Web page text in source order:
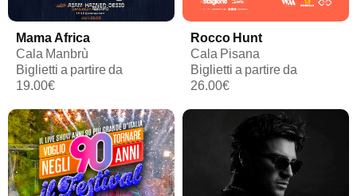
Mama Africa
Cala Manbrù
Biglietti a partire da
19.00€
Rocco Hunt
Cala Pisana
Biglietti a partire da
26.00€